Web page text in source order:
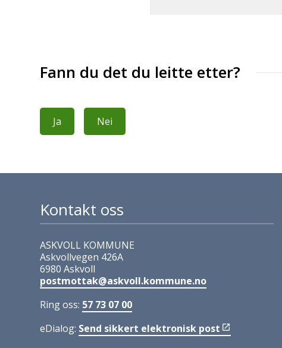
Fann du det du leitte etter?
Ja Nei
Kontakt oss
ASKVOLL KOMMUNE
Askvollvegen 426A
6980 Askvoll
postmottak@askvoll.kommune.no
Ring oss: 57 73 07 00
eDialog: Send sikkert elektronisk post